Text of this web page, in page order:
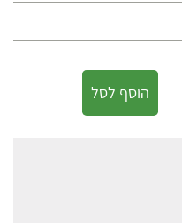
הוסף לסל